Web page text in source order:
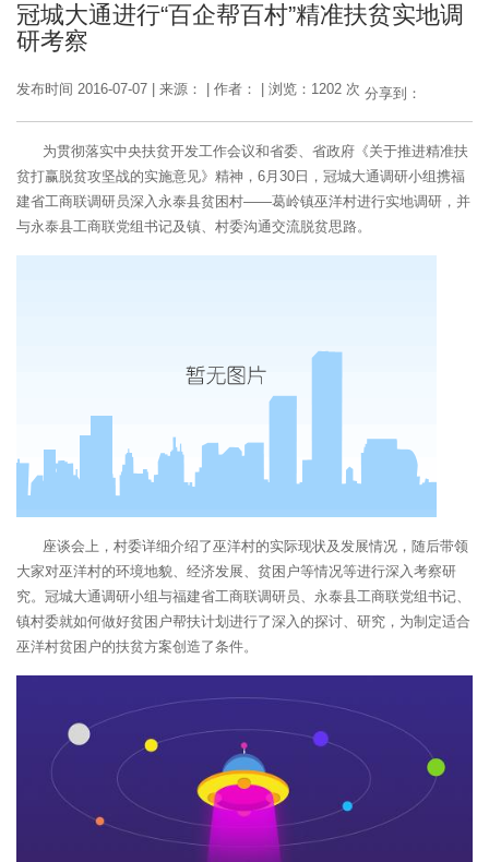
冠城大通进行“百企帮百村”精准扶贫实地调
研考察
发布时间 2016-07-07 来源： 作者： 浏览：1202 次 分享到：
为贯彻落实中央扶贫开发工作会议和省委、省政府《关于推进精准扶
贫打赢脱贫攻坚战的实施意见》精神，6月30日，冠城大通调研小组携福
建省工商联调研员深入永泰县贫困村——葛岭镇巫洋村进行实地调研，并
与永泰县工商联党组书记及镇、村委沟通交流脱贫思路。
座谈会上，村委详细介绍了巫洋村的实际现状及发展情况，随后带领
大家对巫洋村的环境地貌、经济发展、贫困户等情况等进行深入考察研
究。冠城大通调研小组与福建省工商联调研员、永泰县工商联党组书记、
镇村委就如何做好贫困户帮扶计划进行了深入的探讨、研究，为制定适合
巫洋村贫困户的扶贫方案创造了条件。